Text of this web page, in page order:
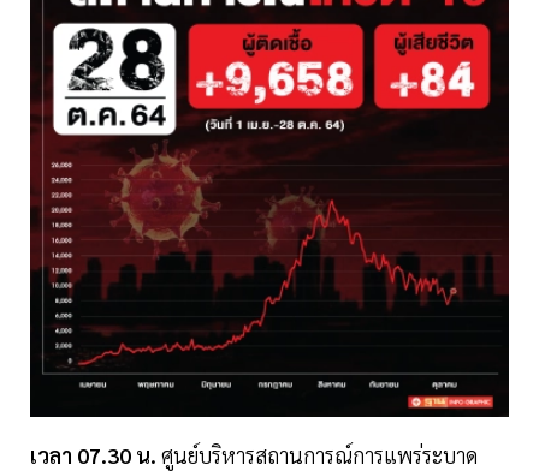
เวลา 07.30 น. ศูนย์บริหารสถานการณ์การแพร่ระบาด